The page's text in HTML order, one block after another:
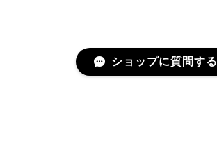
ショップに質問する